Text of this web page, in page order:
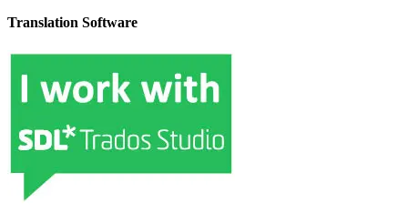
Translation Software